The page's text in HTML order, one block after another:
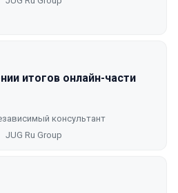
итогов онлайн-части
консультант
JUG Ru Group